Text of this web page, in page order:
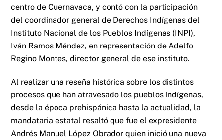
centro de Cuernavaca, y contó con la participación
del coordinador general de Derechos Indígenas del
Instituto Nacional de los Pueblos Indígenas (INPI),
Iván Ramos Méndez, en representación de Adelfo
Regino Montes, director general de ese instituto.
Al realizar una reseña histórica sobre los distintos
procesos que han atravesado los pueblos indígenas,
desde la época prehispánica hasta la actualidad, la
mandataria estatal resaltó que fue el expresidente
Andrés Manuel López Obrador quien inició una nueva